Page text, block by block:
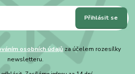
Přihlásit se
osobních údajů za účelem rozesílky
newsletteru.